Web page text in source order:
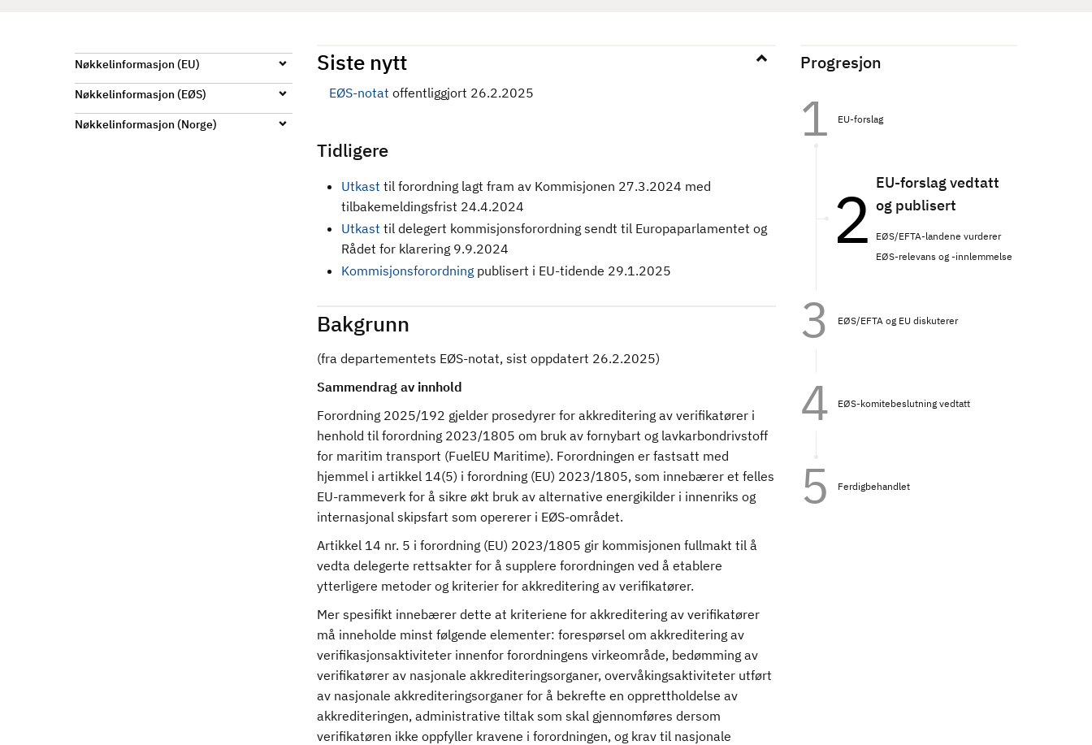
Nøkkelinformasjon (EU)
Nøkkelinformasjon (EØS)
Nøkkelinformasjon (Norge)
Siste nytt
EØS-notat offentliggjort 26.2.2025
Tidligere
Utkast til forordning lagt fram av Kommisjonen 27.3.2024 med
tilbakemeldingsfrist 24.4.2024
Utkast til delegert kommisjonsforordning sendt til Europaparlamentet og
Rådet for klarering 9.9.2024
Kommisjonsforordningpublisert i EU-tidende 29.1.2025
Bakgrunn
(fra departementets EØS-notat, sist oppdatert 26.2.2025)
Sammendrag av innhold
Forordning 2025/192 gjelder prosedyrer for akkreditering av verifikatører i
henhold til forordning 2023/1805 om bruk av fornybart og lavkarbondrivstoff
for maritim transport (FuelEU Maritime). Forordningen er fastsatt med
hjemmel i artikkel 14(5) i forordning (EU) 2023/1805, som innebærer et felles
EU-rammeverk for å sikre økt bruk av alternative energikilder i innenriks og
internasjonal skipsfart som opererer i EØS-området.
Artikkel 14 nr. 5 i forordning (EU) 2023/1805 gir kommisjonen fullmakt til å
vedta delegerte rettsakter for å supplere forordningen ved å etablere
ytterligere metoder og kriterier for akkreditering av verifikatører.
Mer spesifikt innebærer dette at kriteriene for akkreditering av verifikatører
må inneholde minst følgende elementer: forespørsel om akkreditering av
verifikasjonsaktiviteter innenfor forordningens virkeområde, bedømming av
verifikatører av nasjonale akkrediteringsorganer, overvåkingsaktiviteter utført
av nasjonale akkrediteringsorganer for å bekrefte en opprettholdelse av
akkrediteringen, administrative tiltak som skal gjennomføres dersom
verifikatøren ikke oppfyller kravene i forordningen, og krav til nasjonale
Progresjon
EU-forslag
EU-forslag vedtatt
og publisert
EØS/EFTA-landene vurderer
EØS-relevans og -innlemmelse
EØS/EFTA og EU diskuterer
EØS-komitebeslutning vedtatt
Ferdigbehandlet